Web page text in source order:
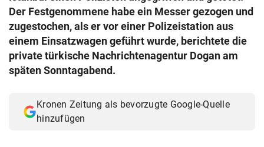
© Krone Multimedia GmbH & Co KG 2026
Muthgasse 2, 1190 Wien
Der Festgenommene habe ein Messer gezogen und
zugestochen, als er vor einer Polizeistation aus
einem Einsatzwagen geführt wurde, berichtete die
private türkische Nachrichtenagentur Dogan am
späten Sonntagabend.
Kronen Zeitung als bevorzugte Google-Quelle
hinzufügen